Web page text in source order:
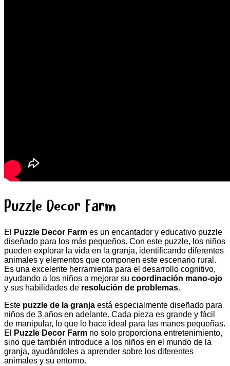
Puzzle Decor Farm
El Puzzle Decor Farm es un encantador y educativo puzzle
diseñado para los más pequeños. Con este puzzle, los niños
pueden explorar la vida en la granja, identificando diferentes
animales y elementos que componen este escenario rural.
Es una excelente herramienta para el desarrollo cognitivo,
ayudando a los niños a mejorar su coordinación mano-ojo
y sus habilidades de resolución de problemas.
Este puzzle de la granja está especialmente diseñado para
niños de 3 años en adelante. Cada pieza es grande y fácil
de manipular, lo que lo hace ideal para las manos pequeñas.
El
Puzzle Decor Farm no solo proporciona entretenimiento,
sino que también introduce a los niños en el mundo de la
granja, ayudándoles a aprender sobre los diferentes
animales y su entorno.